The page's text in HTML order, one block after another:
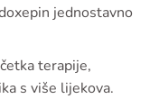
jednostavno
terapije,
s više lijekova.